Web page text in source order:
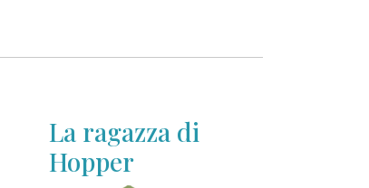
La ragazza di
Hopper